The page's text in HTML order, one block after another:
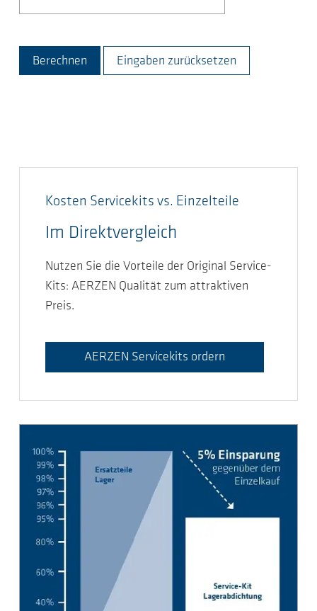
Berechnen Eingaben zurücksetzen
Kosten Servicekits vs. Einzelteile
Im Direktvergleich
Nutzen Sie die Vorteile der Original Service-
Kits: AERZEN Qualität zum attraktiven
Preis.
AERZEN Servicekits ordern